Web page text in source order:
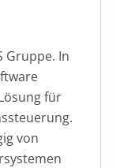
Gruppe. In
für
von